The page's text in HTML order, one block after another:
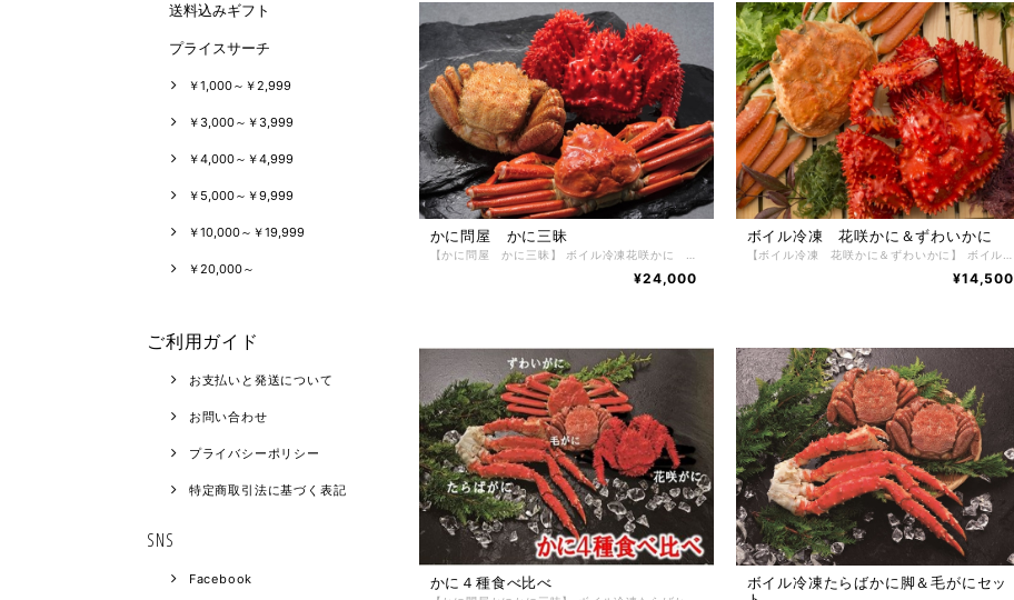
送料込みギフト
プライスサーチ
￥1,000～￥2,999
￥3,000～￥3,999
￥4,000～￥4,999
￥5,000～￥9,999
￥10,000～￥19,999
￥20,000～
ご利用ガイド
お支払いと発送について
お問い合わせ
プライバシーポリシー
特定商取引法に基づく表記
SNS
Facebook
かに問屋 かに三昧
【かに問屋 かに三昧】 ボイル冷凍花咲かに 550g 1尾 ボイル冷凍毛がに 400g 1尾 ボイル冷凍ずわいかに姿 600g 1尾 根室の自社工場でボイル加工した鮮度が良く、身の入りがしっかりしたかにだけを厳選し、かにの達人工場長が絶妙な塩加減と茹で時間で美味しくボイルした後、急速冷凍で旨味と鮮度を閉じ込めました。かに好きが選ぶ、毛がに、花咲かに、ずわいかにその美味しさから非常に人気があり、一番好きな かに と言われています。 【お召し上がり方】 冷凍状態でお届けしますので深めの皿に甲羅を下にしてラップ等をかけ自然解凍で解凍してください。 ※電子レンジでの解凍は旨みが逃げてしまいますのでおやめ下さい。 【特定原材料】 かに 【配送方法】 冷凍便 【保存方法】 -18℃以下で保存して下さい。 解凍後は冷蔵庫で2日間、保存期間は冷凍庫で約2ヶ月。
¥24,000
ボイル冷凍 花咲かに＆ずわいかに
【ボイル冷凍 花咲かに＆ずわいかに】 ボイル冷凍花咲かに 550g 1尾 ボイル冷凍ずわいかに姿 600g 1尾 根室の自社工場でボイル加工した根室産花咲かに。鮮度が良く、身の入りがしっかりした花咲かにだけを厳選し、かにの達人工場長が絶妙な塩加減と茹で時間で美味しくボイルした後、急速冷凍で旨味と鮮度を閉じ込めました。花咲かにのカニみそは、コクのある濃厚な味を楽しむ事ができます。 一方、ずわいかにも身入りやかに味噌も最高の旨味と繊細な味わいが楽しむことができるかに好きからは大人気。 【お召し上がり方】 冷凍状態でお届けしますので深めの皿に甲羅を下にしてラップ等をかけ自然解凍で解凍してください。 ※電子レンジでの解凍は旨みが逃げてしまいますのでおやめ下さい。 【特定原材料】 かに 【配送方法】 冷凍便 【保存方法】 -18℃以下で保存して下さい。 解凍後は冷蔵庫で2日間、保存期間は冷凍庫で約2ヶ月。
¥14,500
かに４種食べ比べ
ボイル冷凍たらばかに脚＆毛がにセッ